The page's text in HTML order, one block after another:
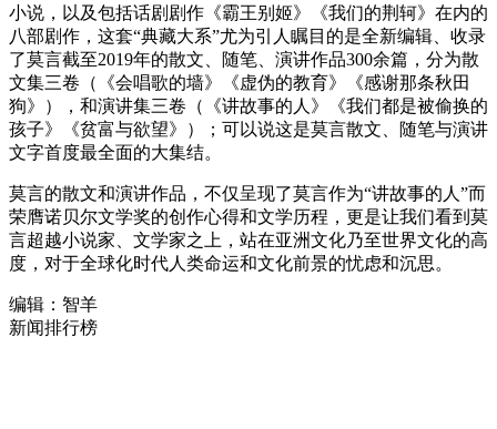
小说，以及包括话剧剧作《霸王别姬》《我们的荆轲》在内的
八部剧作，这套“典藏大系”尤为引人瞩目的是全新编辑、收录
了莫言截至2019年的散文、随笔、演讲作品300余篇，分为散
文集三卷（《会唱歌的墙》《虚伪的教育》《感谢那条秋田
狗》），和演讲集三卷（《讲故事的人》《我们都是被偷换的
孩子》《贫富与欲望》）；可以说这是莫言散文、随笔与演讲
文字首度最全面的大集结。
莫言的散文和演讲作品，不仅呈现了莫言作为“讲故事的人”而
荣膺诺贝尔文学奖的创作心得和文学历程，更是让我们看到莫
言超越小说家、文学家之上，站在亚洲文化乃至世界文化的高
度，对于全球化时代人类命运和文化前景的忧虑和沉思。
编辑：智羊
新闻排行榜